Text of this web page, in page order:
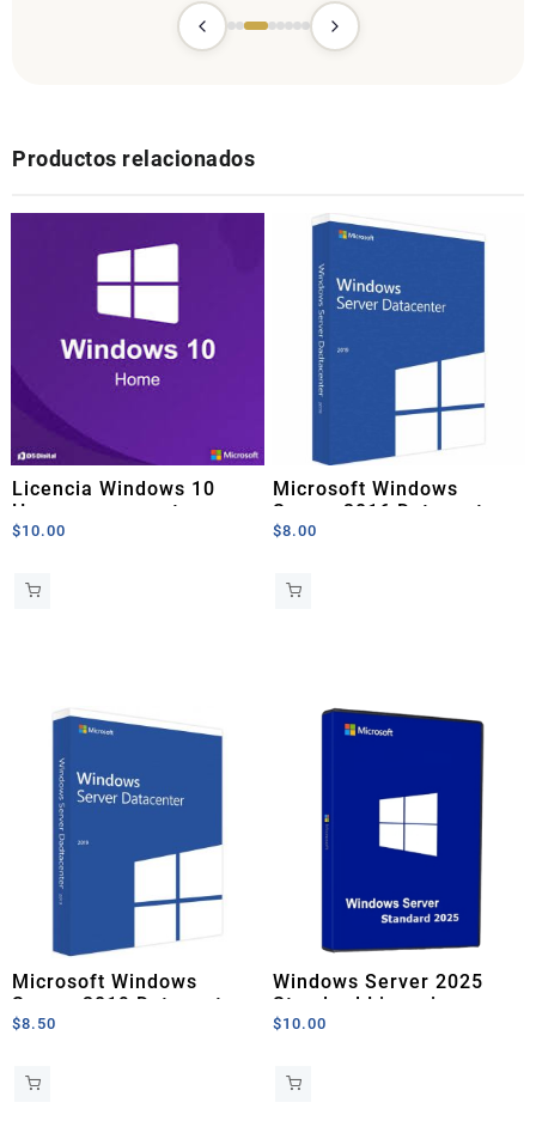
Productos relacionados
Licencia Windows 10
Home permanente
$10.00
Microsoft Windows
Server 2016 Datacenter
Licencia Original
$8.00
Microsoft Windows
Server 2019 Datacenter
Licencia Original
$8.50
Windows Server 2025
Standard Licencia
Permanente
$10.00